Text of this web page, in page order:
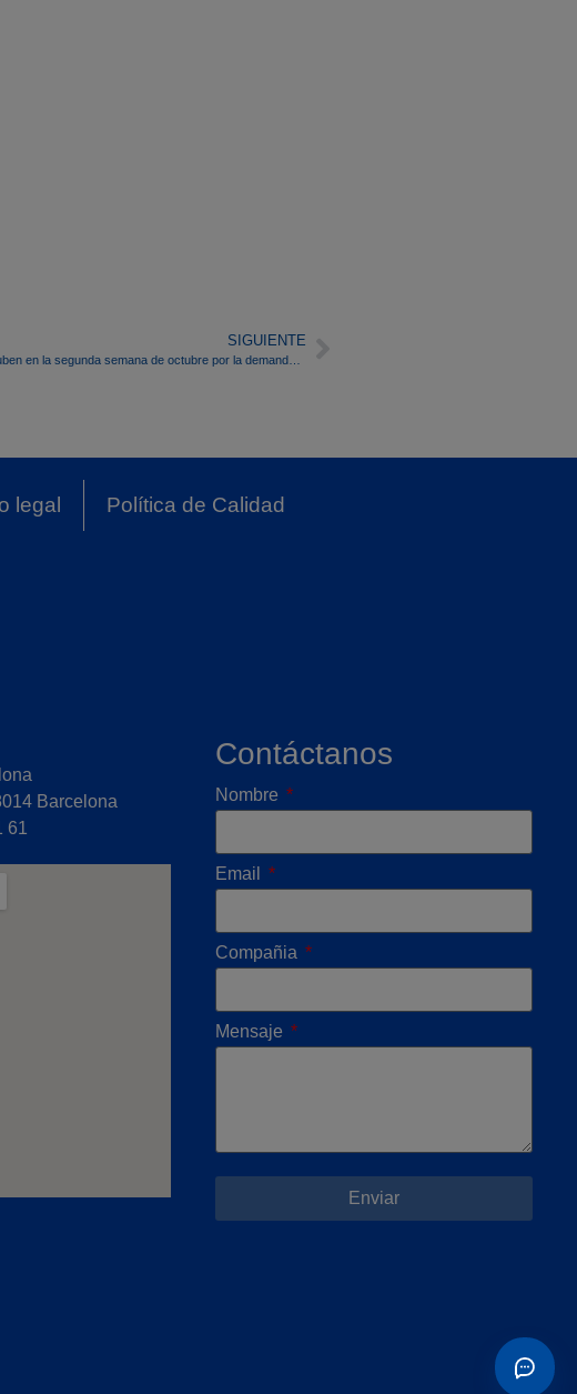
SIGUIENTE
Los precios de los mercados eléctricos europeos suben en la segunda semana de octubre por la demanda, el gas, el CO
legal Política de Calidad
Barcelona
61
Contáctanos
Nombre
Email
Compañia
Mensaje
Enviar